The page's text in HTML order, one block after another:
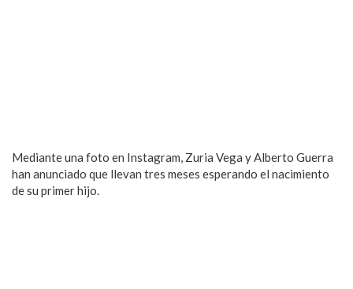
Mediante una foto en Instagram, Zuria Vega y Alberto Guerra
han anunciado que llevan tres meses esperando el nacimiento
de su primer hijo.